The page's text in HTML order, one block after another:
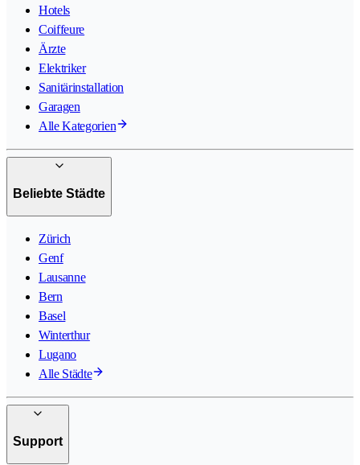
Hotels
Coiffeure
Ärzte
Elektriker
Sanitärinstallation
Garagen
Alle Kategorien
Beliebte Städte
Zürich
Genf
Lausanne
Bern
Basel
Winterthur
Lugano
Alle Städte
Support